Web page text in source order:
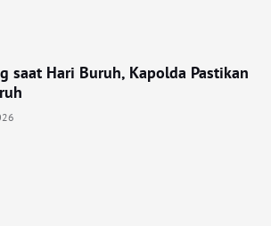
saat Hari Buruh, Kapolda Pastikan